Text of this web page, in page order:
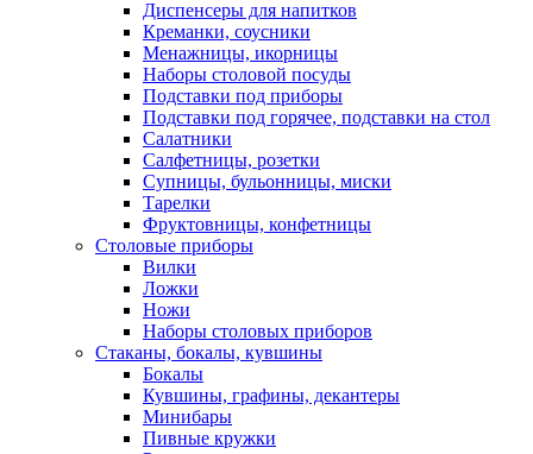
Диспенсеры для напитков
Креманки, соусники
Менажницы, икорницы
Наборы столовой посуды
Подставки под приборы
Подставки под горячее, подставки на стол
Салатники
Салфетницы, розетки
Супницы, бульонницы, миски
Тарелки
Фруктовницы, конфетницы
Столовые приборы
Вилки
Ложки
Ножи
Наборы столовых приборов
Стаканы, бокалы, кувшины
Бокалы
Кувшины, графины, декантеры
Минибары
Пивные кружки